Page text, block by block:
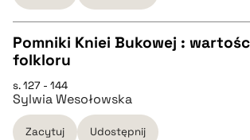
BIBTEX
pobierz cytat
Pomniki Kniei Bukowej :
folkloru
s. 127 - 144
Sylwia Wesołowska
Zacytuj Udostępnij